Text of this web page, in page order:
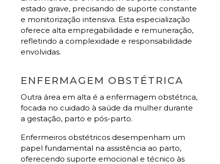
estado grave, precisando de suporte constante
e monitorização intensiva. Esta especialização
oferece alta empregabilidade e remuneração,
refletindo a complexidade e responsabilidade
envolvidas.
ENFERMAGEM OBSTÉTRICA
Outra área em alta é a enfermagem obstétrica,
focada no cuidado à saúde da mulher durante
a gestação, parto e pós-parto.
Enfermeiros obstétricos desempenham um
papel fundamental na assistência ao parto,
oferecendo suporte emocional e técnico às